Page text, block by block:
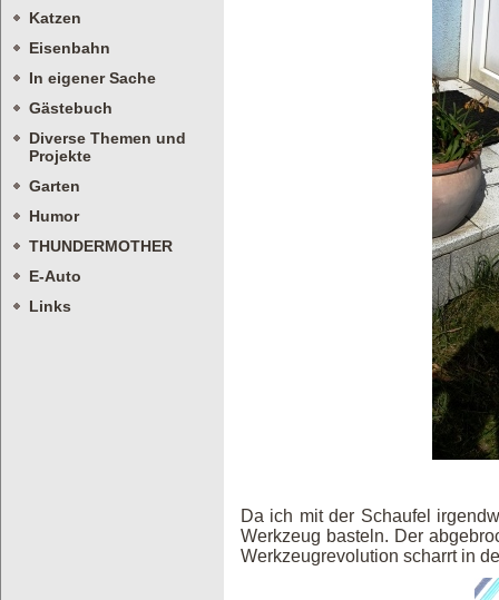
Katzen
Eisenbahn
In eigener Sache
Gästebuch
Diverse Themen und
Projekte
Garten
Humor
THUNDERMOTHER
E-Auto
Links
Da ich mit der Schaufel
Werkzeug basteln. Der
Werkzeugrevolution scharrt in